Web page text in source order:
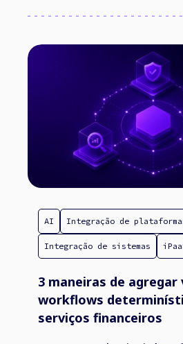
AI Integração de
Integração de sistemas
3 maneiras de agregar
workflows
serviços financeiros